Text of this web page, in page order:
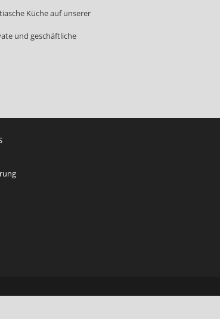
Küche auf unserer
und geschäftliche